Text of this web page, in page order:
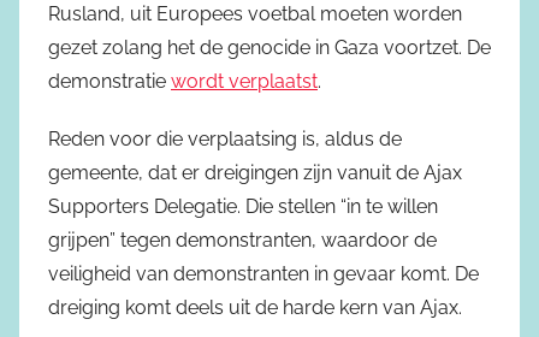
Rusland, uit Europees voetbal moeten worden
gezet zolang het de genocide in Gaza voortzet. De
demonstratie wordt verplaatst.
Reden voor die verplaatsing is, aldus de
gemeente, dat er dreigingen zijn vanuit de Ajax
Supporters Delegatie. Die stellen “in te willen
grijpen” tegen demonstranten, waardoor de
veiligheid van demonstranten in gevaar komt. De
dreiging komt deels uit de harde kern van Ajax.